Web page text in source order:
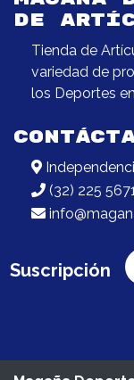
DE
Tienda de
variedad de
los Deportes
(32) 225
Suscripción